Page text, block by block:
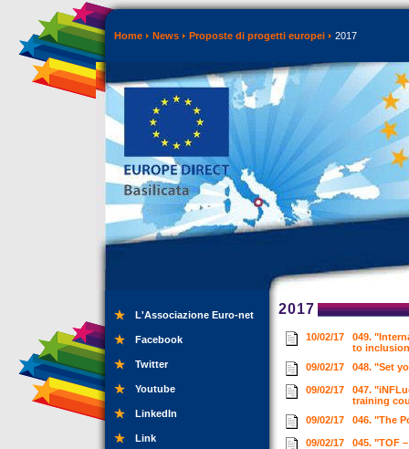
Home News Proposte di progetti europei 2017
L'Associazione Euro-net
Facebook
Twitter
Youtube
LinkedIn
Link
2017
10/02/17
049.
to
09/02/17
048. "Set
09/02/17
047.
training
09/02/17
046. "The
09/02/17 045. "TOF